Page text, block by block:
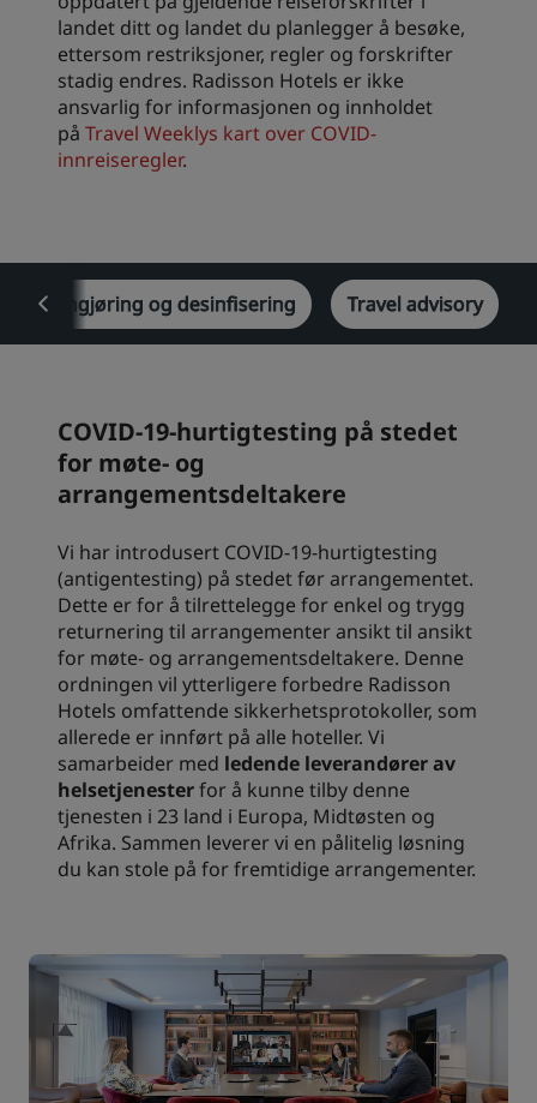
landet ditt og landet du planlegger å besøke,
ettersom restriksjoner, regler og forskrifter
stadig endres. Radisson Hotels er ikke
ansvarlig for informasjonen og innholdet
på Travel Weeklys kart over COVID-
innreiseregler.
Rengjøring og desinfisering Travel advisory
COVID-19-hurtigtesting på stedet
for møte- og
arrangementsdeltakere
Vi har introdusert COVID-19-hurtigtesting
(antigentesting) på stedet før arrangementet.
Dette er for å tilrettelegge for enkel og trygg
returnering til arrangementer ansikt til ansikt
for møte- og arrangementsdeltakere. Denne
ordningen vil ytterligere forbedre Radisson
Hotels omfattende sikkerhetsprotokoller, som
allerede er innført på alle hoteller. Vi
samarbeider med ledende leverandører av
helsetjenesterfor å kunne tilby denne
tjenesten i 23 land i Europa, Midtøsten og
Afrika. Sammen leverer vi en pålitelig løsning
du kan stole på for fremtidige arrangementer.